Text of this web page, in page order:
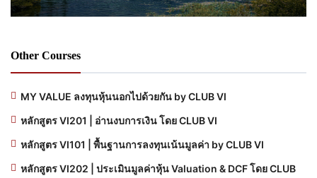
Other Courses
MY VALUE ลงทุนหุ้นนอกไปด้วยกัน by CLUB VI
หลักสูตร VI201 | อ่านงบการเงิน โดย CLUB VI
หลักสูตร VI101 | พื้นฐานการลงทุนเน้นมูลค่า by CLUB VI
หลักสูตร VI202 | ประเมินมูลค่าหุ้น Valuation & DCF โดย CLUB